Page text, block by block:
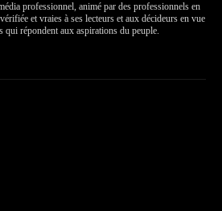
professionnel, animé par des professionnels en
et vraies à ses lecteurs et aux décideurs en vue
qui répondent aux aspirations du peuple.